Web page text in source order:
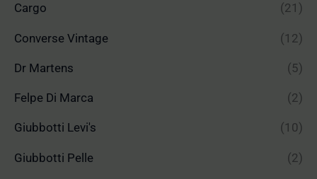
Cargo (21)
Converse Vintage (12)
Dr Martens (5)
Felpe Di Marca (2)
Giubbotti Levi's (10)
Giubbotti Pelle (2)